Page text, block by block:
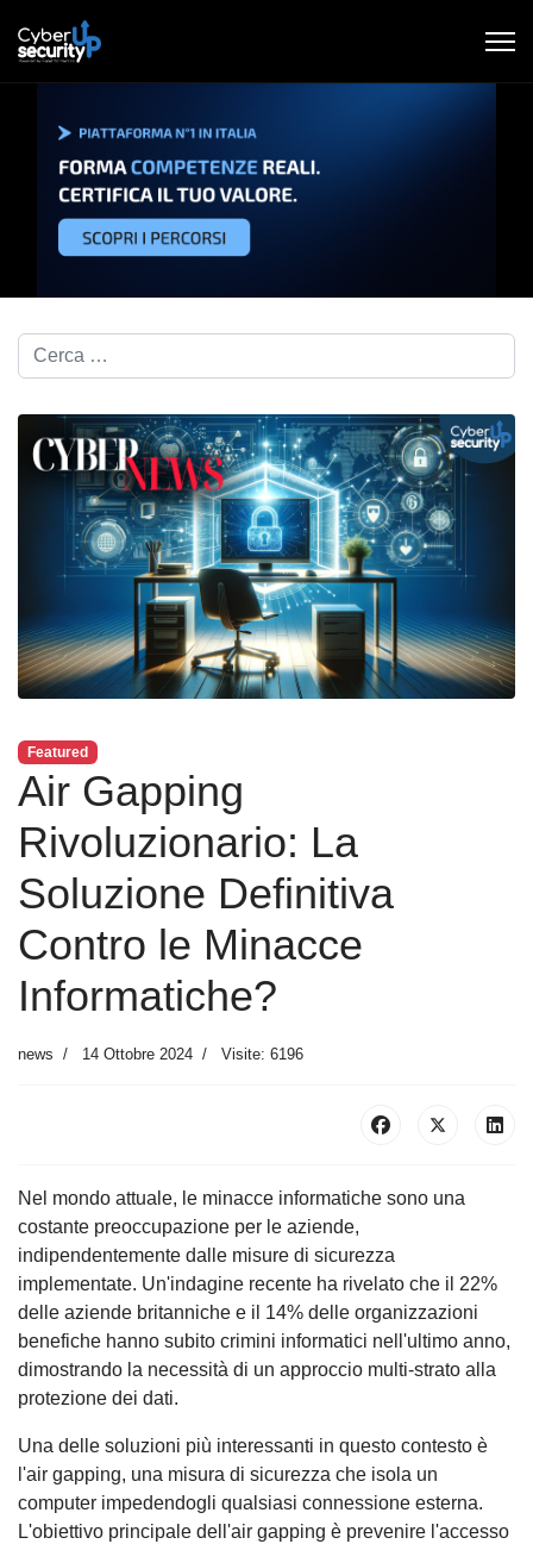
Cerca nel blog...
Featured
Air Gapping
Rivoluzionario: La
Soluzione Definitiva
Contro le Minacce
Informatiche?
news 14 Ottobre 2024 Visite: 6196
Nel mondo attuale, le minacce informatiche sono una
costante preoccupazione per le aziende,
indipendentemente dalle misure di sicurezza
implementate. Un'indagine recente ha rivelato che il 22%
delle aziende britanniche e il 14% delle organizzazioni
benefiche hanno subito crimini informatici nell'ultimo anno,
dimostrando la necessità di un approccio multi-strato alla
protezione dei dati.
Una delle soluzioni più interessanti in questo contesto è
l'air gapping, una misura di sicurezza che isola un
computer impedendogli qualsiasi connessione esterna.
L'obiettivo principale dell'air gapping è prevenire l'accesso